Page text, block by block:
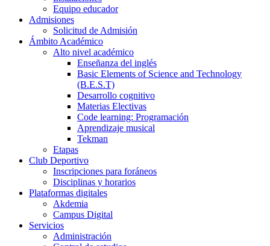
Equipo educador
Admisiones
Solicitud de Admisión
Ámbito Académico
Alto nivel académico
Enseñanza del inglés
Basic Elements of Science and Technology
(B.E.S.T)
Desarrollo cognitivo
Materias Electivas
Code learning: Programación
Aprendizaje musical
Tekman
Etapas
Club Deportivo
Inscripciones para foráneos
Disciplinas y horarios
Plataformas digitales
Akdemia
Campus Digital
Servicios
Administración